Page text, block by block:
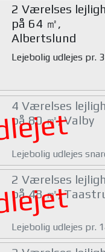
2 Værelses
på 64 ㎡,
Albertslund
Lejebolig udlejes pr.
4 Værelses
på 80 ㎡, Valby
Lejebolig udlejes
2 Værelses
på 48 ㎡,
Lejebolig udlejes pr.